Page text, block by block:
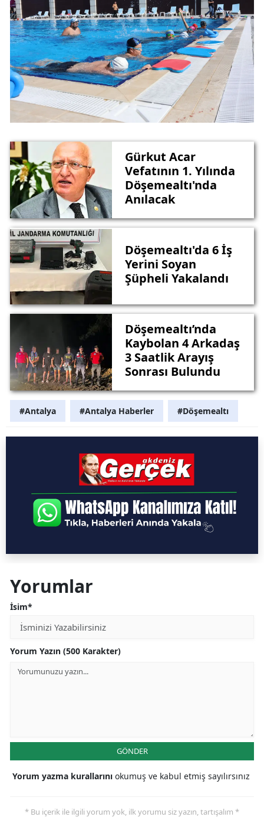
Gürkut Acar
Vefatının 1. Yılında
Döşemealtı'nda
Anılacak
Döşemealtı'da 6 İş
Yerini Soyan
Şüpheli Yakalandı
Döşemealtı’nda
Kaybolan 4 Arkadaş
3 Saatlik Arayış
Sonrası Bulundu
#Antalya #Antalya Haberler #Döşemealtı
Yorumlar
İsim*
Yorum Yazın (500 Karakter)
GÖNDER
Yorum yazma kurallarını okumuş ve kabul etmiş sayılırsınız
* Bu içerik ile ilgili yorum yok, ilk yorumu siz yazın, tartışalım *